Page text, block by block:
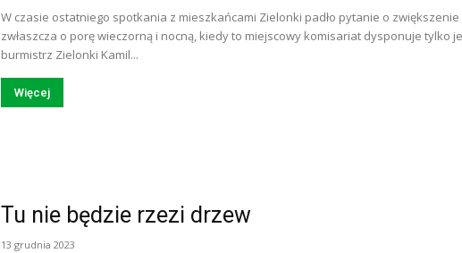
W czasie ostatniego spotkania z mieszkańcami Zielonki padło pytanie o
zwłaszcza o porę wieczorną i nocną, kiedy to miejscowy komisariat dysponuje tylko
burmistrz Zielonki Kamil...
Więcej
Tu nie będzie rzezi drzew
13 grudnia 2023